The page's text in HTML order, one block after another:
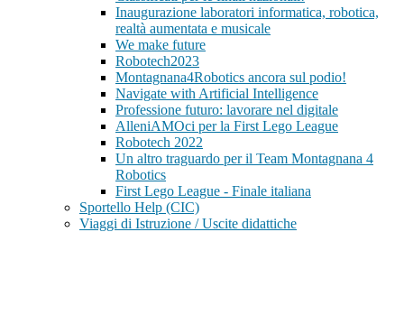
Inaugurazione laboratori informatica, robotica,
realtà aumentata e musicale
We make future
Robotech2023
Montagnana4Robotics ancora sul podio!
Navigate with Artificial Intelligence
Professione futuro: lavorare nel digitale
AlleniAMOci per la First Lego League
Robotech 2022
Un altro traguardo per il Team Montagnana 4
Robotics
First Lego League - Finale italiana
Sportello Help (CIC)
Viaggi di Istruzione / Uscite didattiche